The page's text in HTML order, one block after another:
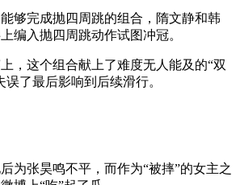
够完成抛四周跳的组合，隋文静和韩
编入抛四周跳动作试图冲冠。
，这个组合献上了难度无人能及的“双
误了最后影响到后续滑行。
为张昊鸣不平，而作为“被摔”的女主之